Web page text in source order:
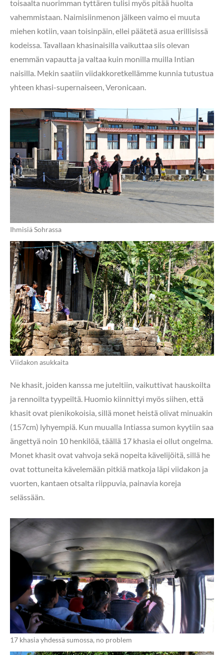
toisaalta nuorimman tyttären tulisi myös pitää huolta
vahemmistaan. Naimisiinmenon jälkeen vaimo ei muuta
miehen kotiin, vaan toisinpäin, ellei päätetä asua erillisissä
kodeissa. Tavallaan khasinaisilla vaikuttaa siis olevan
enemmän vapautta ja valtaa kuin monilla muilla Intian
naisilla. Mekin saatiin viidakkoretkellämme kunnia tutustua
yhteen khasi-supernaiseen, Veronicaan.
Ihmisiä Sohrassa
Viidakon asukkaita
Ne khasit, joiden kanssa me juteltiin, vaikuttivat hauskoilta
ja rennoilta tyypeiltä. Huomio kiinnittyi myös siihen, että
khasit ovat pienikokoisia, sillä monet heistä olivat minuakin
(157cm) lyhyempiä. Kun muualla Intiassa sumon kyytiin saa
ängettyä noin 10 henkilöä, täällä 17 khasia ei ollut ongelma.
Monet khasit ovat vahvoja sekä nopeita kävelijöitä, sillä he
ovat tottuneita kävelemään pitkiä matkoja läpi viidakon ja
vuorten, kantaen otsalta riippuvia, painavia koreja
selässään.
17 khasia yhdessä sumossa, no problem